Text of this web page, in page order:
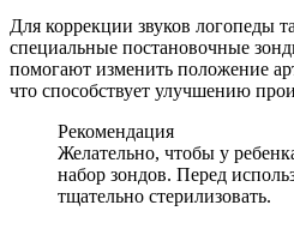
Для коррекции звуков логопеды
специальные постановочные
помогают изменить положение
что способствует улучшению
Рекомендация
Желательно, чтобы у
набор зондов. Перед
тщательно стерилизовать.